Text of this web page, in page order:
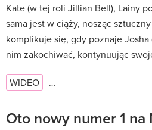
Kate (w tej roli Jillian Bell), Lainy
sama jest w ciąży, nosząc
komplikuje się, gdy poznaje
nim zakochiwać, kontynuując
WIDEO …
Oto nowy numer 1 na